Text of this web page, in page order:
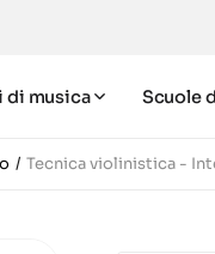
di musica Scuole
Tecnica violinistica -